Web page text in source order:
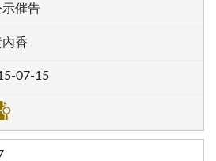
示催告
內香
07-15